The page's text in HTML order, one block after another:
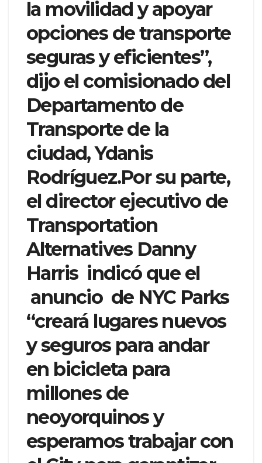
la movilidad y apoyar
opciones de transporte
seguras y eficientes”,
dijo el comisionado del
Departamento de
Transporte de la
ciudad, Ydanis
Rodríguez.Por su parte,
el director ejecutivo de
Transportation
Alternatives Danny
Harris indicó que el
anuncio de NYC Parks
“creará lugares nuevos
y seguros para andar
en bicicleta para
millones de
neoyorquinos y
esperamos trabajar con